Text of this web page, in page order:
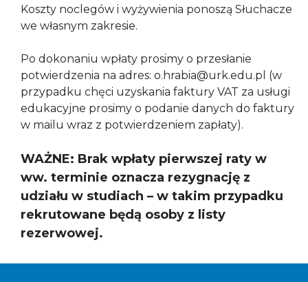
Koszty noclegów i wyżywienia ponoszą Słuchacze
we własnym zakresie.
Po dokonaniu wpłaty prosimy o przesłanie
potwierdzenia na adres: o.hrabia@urk.edu.pl (w
przypadku chęci uzyskania faktury VAT za usługi
edukacyjne prosimy o podanie danych do faktury
w mailu wraz z potwierdzeniem zapłaty).
WAŻNE: Brak wpłaty pierwszej raty w
ww. terminie oznacza rezygnację z
udziału w studiach – w takim przypadku
rekrutowane będą osoby z listy
rezerwowej.